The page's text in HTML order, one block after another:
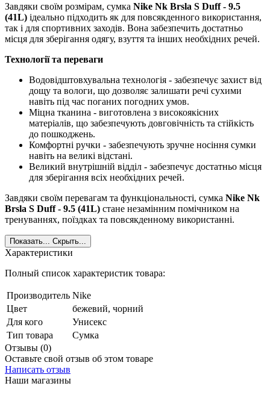
Завдяки своїм розмірам, сумка Nike Nk Brsla S Duff - 9.5
(41L) ідеально підходить як для повсякденного використання,
так і для спортивних заходів. Вона забезпечить достатньо
місця для зберігання одягу, взуття та інших необхідних речей.
Технології та переваги
Водовідштовхувальна технологія - забезпечує захист від
дощу та вологи, що дозволяє залишати речі сухими
навіть під час поганих погодних умов.
Міцна тканина - виготовлена з високоякісних
матеріалів, що забезпечують довговічність та стійкість
до пошкоджень.
Комфортні ручки - забезпечують зручне носіння сумки
навіть на великі відстані.
Великий внутрішній відділ - забезпечує достатньо місця
для зберігання всіх необхідних речей.
Завдяки своїм перевагам та функціональності, сумка Nike Nk
Brsla S Duff - 9.5 (41L) стане незамінним помічником на
тренуваннях, поїздках та повсякденному використанні.
Показать... Скрыть...
Характеристики
Полный список характеристик товара:
Производитель Nike
Цвет
бежевий, чорний
Для кого
Унисекс
Тип товара
Сумка
Отзывы (0)
Оставьте свой отзыв об этом товаре
Написать отзыв
Наши магазины